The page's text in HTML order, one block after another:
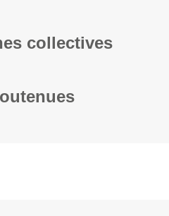
collectives